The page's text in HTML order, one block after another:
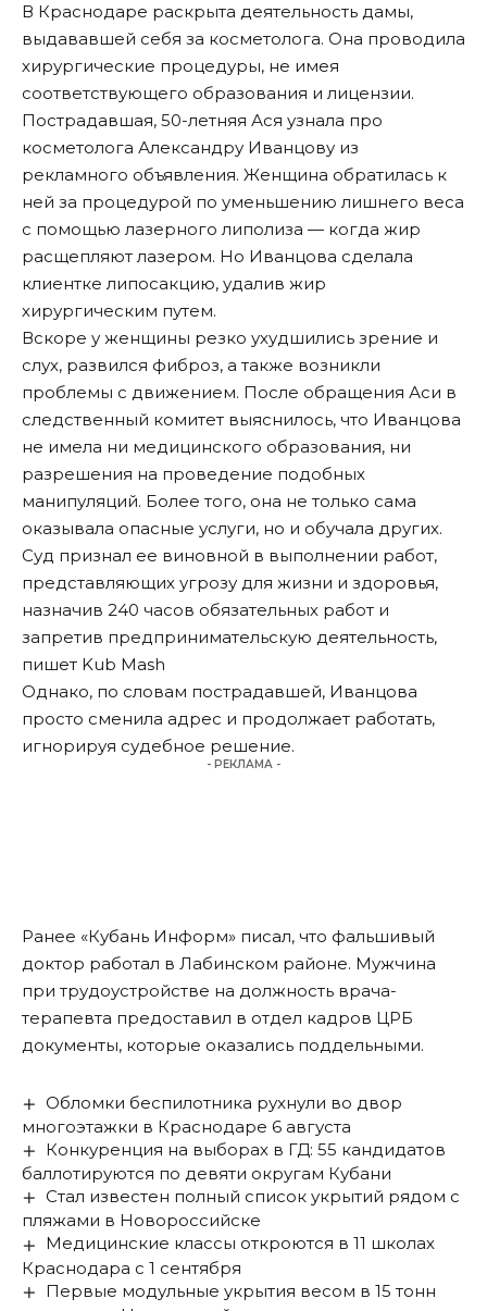
В Краснодаре раскрыта деятельность дамы,
выдававшей себя за косметолога. Она проводила
хирургические процедуры, не имея
соответствующего образования и лицензии.
Пострадавшая, 50-летняя Ася узнала про
косметолога Александру Иванцову из
рекламного объявления. Женщина обратилась к
ней за процедурой по уменьшению лишнего веса
с помощью лазерного липолиза — когда жир
расщепляют лазером. Но Иванцова сделала
клиентке липосакцию, удалив жир
хирургическим путем.
Вскоре у женщины резко ухудшились зрение и
слух, развился фиброз, а также возникли
проблемы с движением. После обращения Аси в
следственный комитет выяснилось, что Иванцова
не имела ни медицинского образования, ни
разрешения на проведение подобных
манипуляций. Более того, она не только сама
оказывала опасные услуги, но и обучала других.
Суд признал ее виновной в выполнении работ,
представляющих угрозу для жизни и здоровья,
назначив 240 часов обязательных работ и
запретив предпринимательскую деятельность,
пишет Kub Mash
Однако, по словам пострадавшей, Иванцова
просто сменила адрес и продолжает работать,
игнорируя судебное решение.
- РЕКЛАМА -
Ранее «Кубань Информ» писал, что фальшивый
доктор работал в Лабинском районе. Мужчина
при трудоустройстве на должность врача-
терапевта предоставил в отдел кадров ЦРБ
документы, которые оказались поддельными.
Обломки беспилотника рухнули во двор
многоэтажки в Краснодаре 6 августа
Конкуренция на выборах в ГД: 55 кандидатов
баллотируются по девяти округам Кубани
Стал известен полный список укрытий рядом с
пляжами в Новороссийске
Медицинские классы откроются в 11 школах
Краснодара с 1 сентября
Первые модульные укрытия весом в 15 тонн